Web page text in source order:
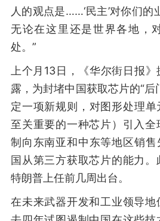
人的观点是……‘民主’对你们的
无论在这里还是世界各地，
处。”
上个月13日，《华尔街日报
露，为封堵中国获取芯片的“后
定一项新规则，对图形处理单
至关重要的一种芯片）引入全
制向东南亚和中东等地区销
国从第三方获取芯片的能力
特朗普上任前几周出台。
在未来武器开发和工业领导